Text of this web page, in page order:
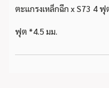
ตะแกรงเหล็กฉีก x S73 4 ฟุ
ฟุต *4.5 มม.